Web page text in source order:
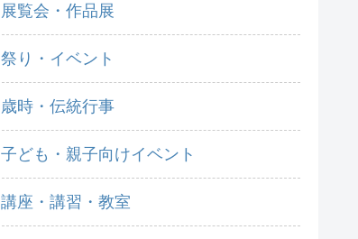
展覧会・作品展
祭り・イベント
歳時・伝統行事
子ども・親子向けイベント
講座・講習・教室